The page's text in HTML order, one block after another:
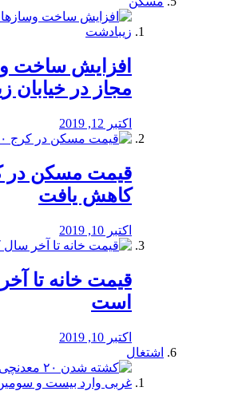
افزایش ساخت
مجاز در خیابان
اکتبر 12, 2019
کاهش یافت
اکتبر 10, 2019
قیمت خانه تا
است
اکتبر 10, 2019
اشتغال